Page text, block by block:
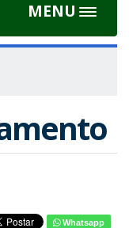
MENU
Toggle
Whatsapp